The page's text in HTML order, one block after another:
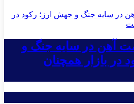
آهن در سایه جنگ و
در بازار همچنان